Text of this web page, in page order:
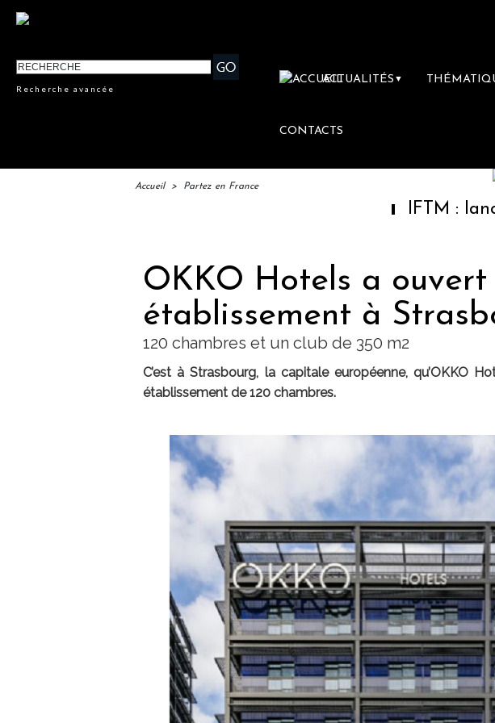
Recherche avancée
ACTUALITÉS ▼
CONTACTS
Accueil > Partez en France
IFTM : lancement
OKKO Hotels a ouvert
établissement à
120 chambres et un club de 350 m2
C’est à Strasbourg, la capitale européenne, qu’OKKO
établissement de 120 chambres.